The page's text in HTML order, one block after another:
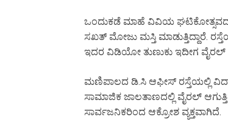
ಒಂದುಕಡೆ ಮಾಹೆ ವಿವಿಯ ಘಟಿಕೋತ್ಸವದ
ಸಖತ್ ಮೋಜು ಮಸ್ತಿ ಮಾಡುತ್ತಿದ್ದಾರೆ.
ಇದರ ವಿಡಿಯೋ ತುಣುಕು ಇದೀಗ ವೈರಲ್
ಮಣಿಪಾಲದ ಡಿ.ಸಿ ಆಫೀಸ್ ರಸ್ತೆಯಲ್ಲಿ
ಸಾಮಾಜಿಕ ಜಾಲತಾಣದಲ್ಲಿ ವೈರಲ್
ಸಾರ್ವಜನಿಕರಿಂದ ಆಕ್ರೋಶ ವ್ಯಕ್ತವಾಗಿದೆ.